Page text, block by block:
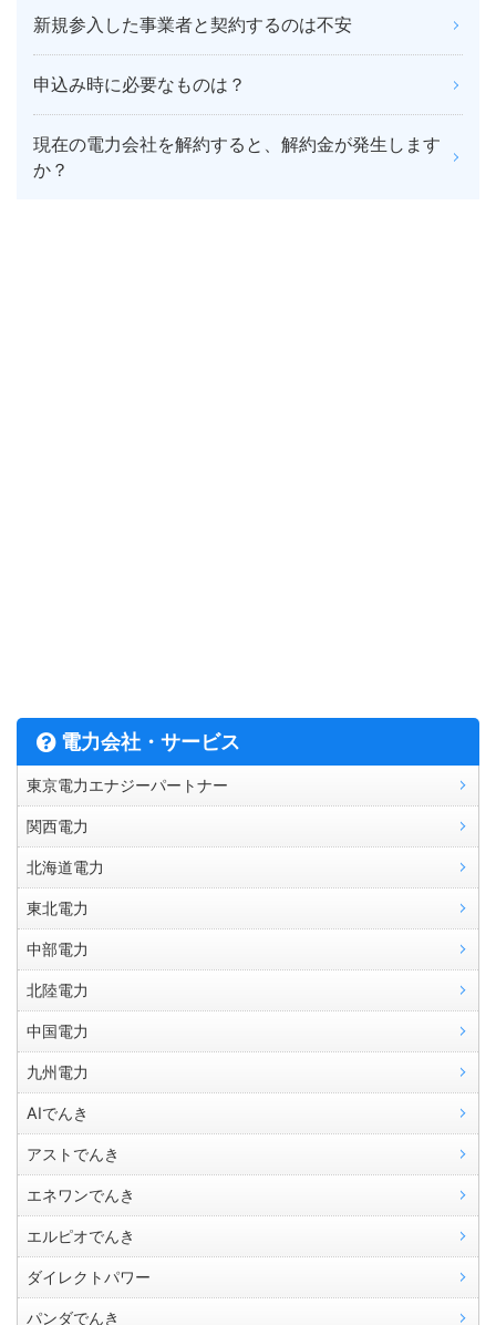
新規参入した事業者と契約するのは不安
申込み時に必要なものは？
現在の電力会社を解約すると、解約金が発生します
か？
電力会社・サービス
東京電力エナジーパートナー
関西電力
北海道電力
東北電力
中部電力
北陸電力
中国電力
九州電力
AIでんき
アストでんき
エネワンでんき
エルピオでんき
ダイレクトパワー
パンダでんき